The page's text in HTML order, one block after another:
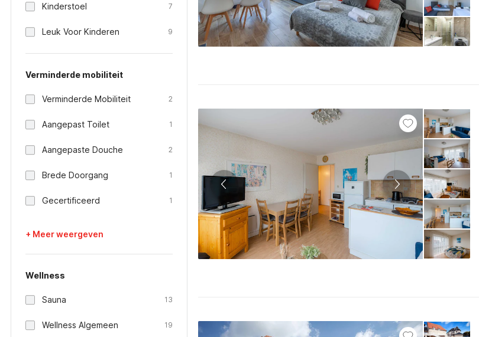
Kinderstoel 7
Leuk Voor Kinderen 9
Verminderde mobiliteit
Verminderde Mobiliteit 2
Aangepast Toilet 1
Aangepaste Douche 2
Brede Doorgang 1
Gecertificeerd 1
+ Meer weergeven
Wellness
Sauna 13
Wellness Algemeen 19